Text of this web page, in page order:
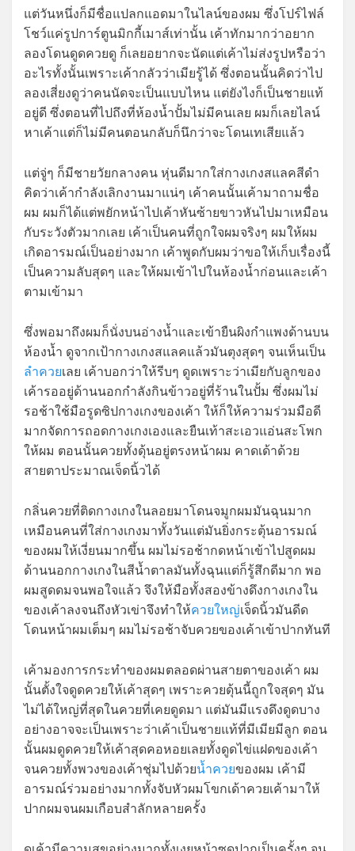
แต่วันหนึ่งก็มีชื่อแปลกแอดมาในไลน์ของผม ซึ่งโปร์ไฟล์
โชว์แค่รูปการ์ตูนมิกกี้เมาส์เท่านั้น เค้าทักมากว่าอยาก
ลองโดนดูดควยดู ก็เลยอยากจะนัดแต่เค้าไม่ส่งรูปหรือว่า
อะไรทั้งนั้นเพราะเค้ากลัวว่าเมียรู้ได้ ซึ่งตอนนั้นคิดว่าไป
ลองเสี่ยงดูว่าคนนัดจะเป็นแบบไหน แต่ยังไงก็เป็นชายแท้
อยู่ดี ซึ่งตอนที่ไปถึงที่ห้องน้ำปั้มไม่มีคนเลย ผมก็เลยไลน์
หาเค้าแต่ก็ไม่มีคนตอนกลับก็นึกว่าจะโดนเทเสียแล้ว
แต่จู่ๆ ก็มีชายวัยกลางคน หุ่นดีมากใส่กางเกงสแลคสีดำ
คิดว่าเค้ากำลังเลิกงานมาแน่ๆ เค้าคนนั้นเค้ามาถามชื่อ
ผม ผมก็ได้แต่พยักหน้าไปเค้าหันซ้ายขาวหันไปมาเหมือน
กับระวังตัวมากเลย เค้าเป็นคนที่ถูกใจผมจริงๆ ผมให้ผม
เกิดอารมณ์เป็นอย่างมาก เค้าพูดกับผมว่าขอให้เก็บเรื่องนี้
เป็นความลับสุดๆ และให้ผมเข้าไปในห้องน้ำก่อนและเค้า
ตามเข้ามา
ซึ่งพอมาถึงผมก็นั่งบนอ่างน้ำและเข้ายืนผิงกำแพงด้านบน
ห้องน้ำ ดูจากเป้ากางเกงสแลคแล้วมันตุงสุดๆ จนเห็นเป็น
ลำควยเลย เค้าบอกว่าให้รีบๆ ดูดเพราะว่าเมียกับลูกของ
เค้ารออยู่ด้านนอกกำลังกินข้าวอยู่ที่ร้านในปั้ม ซึ่งผมไม่
รอช้าใช้มือรูดซิปกางเกงของเค้า ให้ก็ให้ความร่วมมือดี
มากจัดการถอดกางเกงเองและยืนเท้าสะเอวแอ่นสะโพก
ให้ผม ตอนนั้นควยทั้งดุ้นอยู่ตรงหน้าผม คาดเด้าด้วย
สายตาประมาณเจ็ดนิ้วได้
กลิ่นควยที่ติดกางเกงในลอยมาโดนจมูกผมมันฉุนมาก
เหมือนคนที่ใส่กางเกงมาทั้งวันแต่มันยิ่งกระตุ้นอารมณ์
ของผมให้เงี่ยนมากขึ้น ผมไม่รอช้ากดหน้าเข้าไปสูดผม
ด้านนอกกางเกงในสีน้ำตาลมันทั้งฉุนแต่ก็รู้สึกดีมาก พอ
ผมสูดดมจนพอใจแล้ว จึงให้มือทั้งสองข้างดึงกางเกงใน
ของเค้าลงจนถึงหัวเข่าจึงทำให้ควยใหญ่เจ็ดนิ้วมันดีด
โดนหน้าผมเต็มๆ ผมไม่รอช้าจับควยของเค้าเข้าปากทันที
เค้ามองการกระทำของผมตลอดผ่านสายตาของเค้า ผม
นั้นตั้งใจดูดควยให้เค้าสุดๆ เพราะควยดุ้นนี้ถูกใจสุดๆ มัน
ไม่ได้ใหญ่ที่สุดในควยที่เคยดูดมา แต่มันมีแรงดึงดูดบาง
อย่างอาจจะเป็นเพราะว่าเค้าเป็นชายแท้ที่มีเมียมีลูก ตอน
นั้นผมดูดควยให้เค้าสุดคอหอยเลยทั้งดูดไข่แฝดของเค้า
จนควยทั้งพวงของเค้าชุ่มไปด้วยน้ำควยของผม เค้ามี
อารมณ์ร่วมอย่างมากทั้งจับหัวผมโขกเด้าควยเค้ามาให้
ปากผมจนผมเกือบสำลักหลายครั้ง